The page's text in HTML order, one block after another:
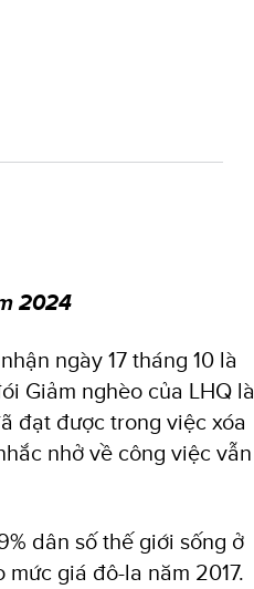
2024
ngày 17 tháng 10 là
Giảm nghèo của LHQ là
đạt được trong việc xóa
nhở về công việc vẫn
dân số thế giới sống ở
giá đô-la năm 2017.